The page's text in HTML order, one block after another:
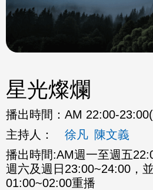
星光燦爛
播出時間： AM 22:00-
主持人：
徐凡 陳文義
播出時間:AM週一至週五
週六及週日23:00~24:00，
01:00~02:00重播